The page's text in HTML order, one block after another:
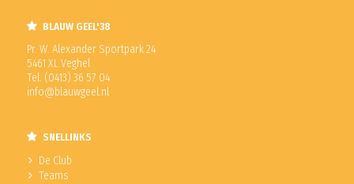
BLAUW GEEL'38
Pr. W. Alexander Sportpark 24
5461 XL Veghel
Tel. (0413) 36 57 04
info@blauwgeel.nl
SNELLINKS
De Club
Teams